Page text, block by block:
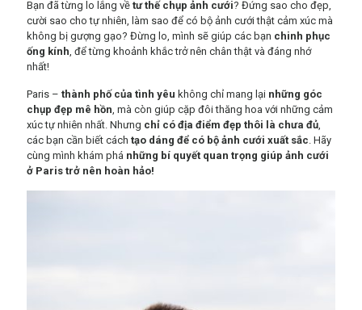
Bạn đã từng lo lắng về tư thế chụp ảnh cưới? Đứng sao cho đẹp,
cười sao cho tự nhiên, làm sao để có bộ ảnh cưới thật cảm xúc mà
không bị gượng gạo? Đừng lo, mình sẽ giúp các bạn chinh phục
ống kính, để từng khoảnh khắc trở nên chân thật và đáng nhớ
nhất!
Paris – thành phố của tình yêu không chỉ mang lại những góc
chụp đẹp mê hồn, mà còn giúp cặp đôi thăng hoa với những cảm
xúc tự nhiên nhất. Nhưng chỉ có địa điểm đẹp thôi là chưa đủ,
các bạn cần biết cách tạo dáng để có bộ ảnh cưới xuất sắc. Hãy
cùng mình khám phá những bí quyết quan trọng giúp ảnh cưới
ở Paris trở nên hoàn hảo!